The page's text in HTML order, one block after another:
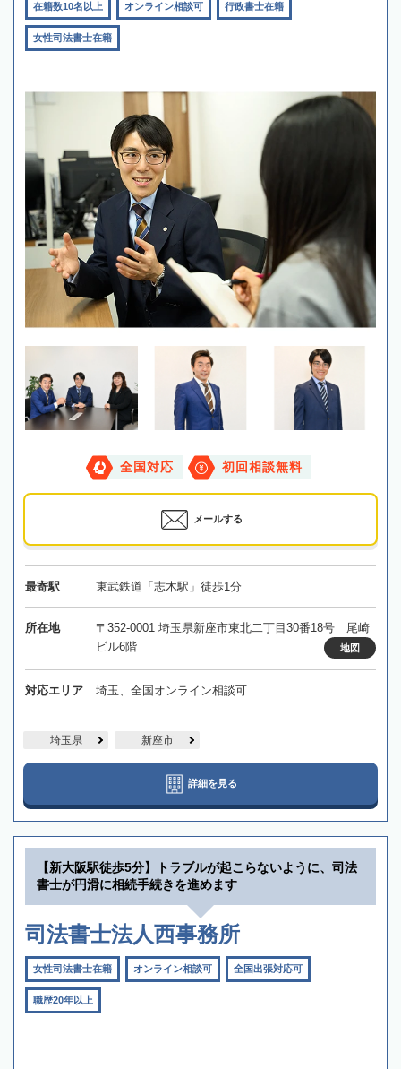
在籍数10名以上 オンライン相談可 行政書士在籍
女性司法書士在籍
全国対応 初回相談無料
メールする
最寄駅 東武鉄道「志木駅」徒歩1分
所在地
〒352-0001 埼玉県新座市東北二丁目30番18号 尾崎
ビル6階
地図
対応エリア 埼玉、全国オンライン相談可
埼玉県 新座市
詳細を見る
【新大阪駅徒歩5分】トラブルが起こらないように、司法
書士が円滑に相続手続きを進めます
司法書士法人西事務所
女性司法書士在籍 オンライン相談可 全国出張対応可
職歴20年以上